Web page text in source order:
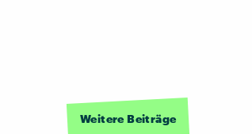
Weitere Beiträge